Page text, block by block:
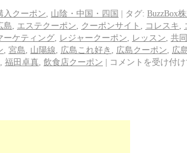
入クーポン 山陰・中国・四国 | タグ: BuzzBox
島 エステクーポン クーポンサイト コレスキ
ーケティング レジャークーポン レッスン 共
宮島 山陽線 広島これ好き 広島クーポン
広
福田卓真 飲食店クーポン | コメントを受け付